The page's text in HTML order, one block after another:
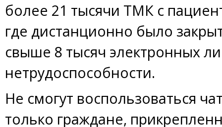
более 21 тысячи ТМК с
где дистанционно было
свыше 8 тысяч электронных
нетрудоспособности.
Не смогут воспользоваться
только граждане,